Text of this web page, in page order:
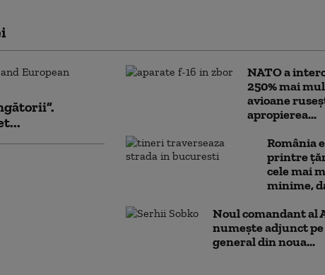
NATO a
250% mai
avioane
apropierea...
România
printre
cele mai
minime,
Noul comandant al
numește adjunct
general din noua...